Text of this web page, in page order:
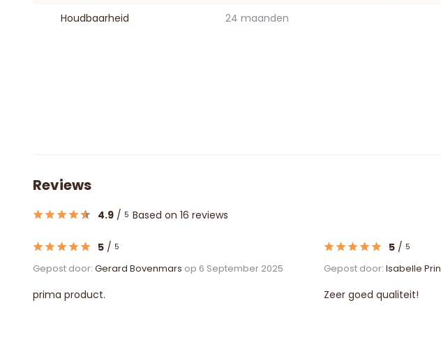
Houdbaarheid 24 maanden
Reviews
4.9 / 5 Based on 16 reviews
5 / 5
Gepost door: Gerard Bovenmars op 6 September 2025
prima product.
5/ 5
Gepost door: Isabelle
Zeer goed qualiteit!